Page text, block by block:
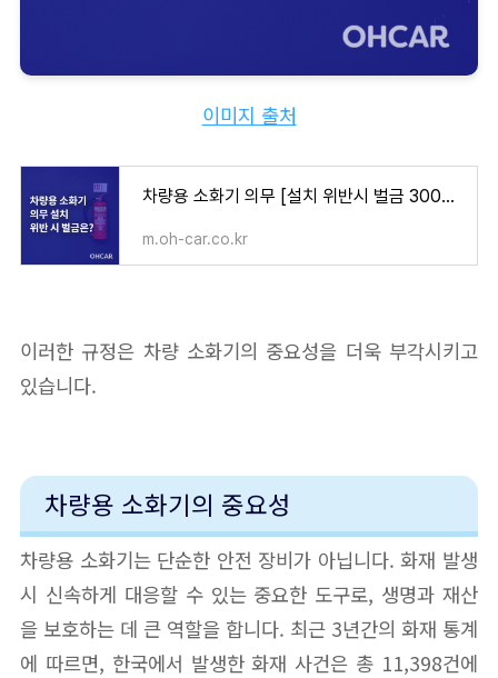
이미지 출처
차량용 소화기 의무 [설치 위반시 벌금 3000만원]
m.oh-car.co.kr
이러한 규정은 차량 소화기의 중요성을 더욱 부각시키고
있습니다.
차량용 소화기의 중요성
차량용 소화기는 단순한 안전 장비가 아닙니다. 화재 발생
시 신속하게 대응할 수 있는 중요한 도구로, 생명과 재산
을 보호하는 데 큰 역할을 합니다. 최근 3년간의 화재 통계
에 따르면, 한국에서 발생한 화재 사건은 총 11,398건에